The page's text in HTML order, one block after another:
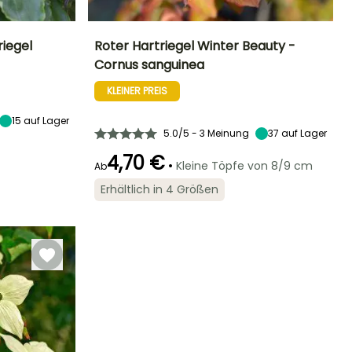
15 auf Lager
2.50 m
Blütezeit
Mai für Juni
Geeigneter
Zeitraum für die
Pflanzung
Februar für April,
September für
Winterhärte
Bis zu -34,5°C
Roter Hartriegel Winter Beauty -
Cornus sanguinea
KLEINER PREIS
5.0/5 - 3 Meinung 37 auf Lager
Ab4,70 € • Kleine Töpfe von 8/9 cm
Erhältlich in 4 Größen